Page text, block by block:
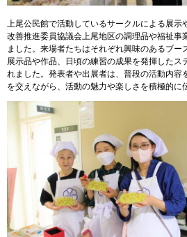
上尾公民館で活動しているサークルによる展示
改善推進委員協議会上尾地区の調理品や福祉事
ました。来場者たちはそれぞれ興味のあるブー
展示品や作品、日頃の練習の成果を発揮したス
れました。発表者や出展者は、普段の活動内容
を交えながら、活動の魅力や楽しさを積極的に